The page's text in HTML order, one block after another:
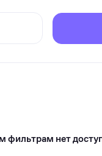
фильтрам нет